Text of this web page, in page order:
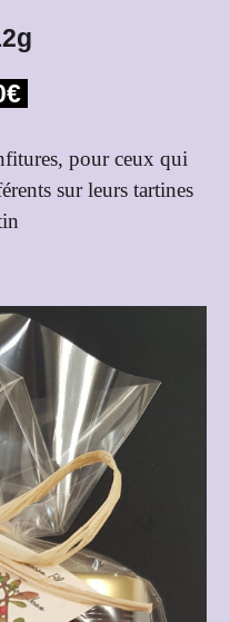
pour ceux qui
sur leurs tartines